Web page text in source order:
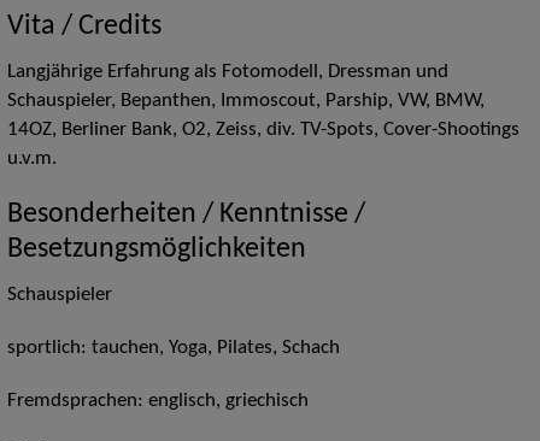
Vita / Credits
Langjährige Erfahrung als Fotomodell, Dressman und
Schauspieler, Bepanthen, Immoscout, Parship, VW, BMW,
14OZ, Berliner Bank, O2, Zeiss, div. TV-Spots, Cover-Shootings
u.v.m.
Besonderheiten / Kenntnisse /
Besetzungsmöglichkeiten
Schauspieler
sportlich: tauchen, Yoga, Pilates, Schach
Fremdsprachen: englisch, griechisch